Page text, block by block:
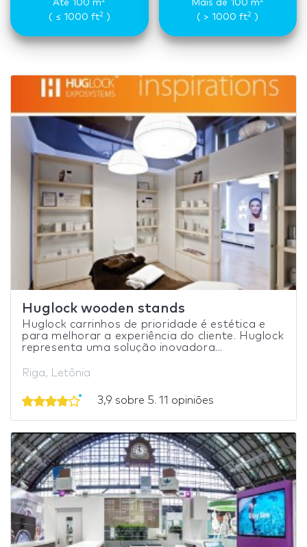
Até 100 m
( ≤ 1000 ft2)
Mais de 100 m
( > 1000 ft2 )
Huglock wooden stands
Huglock carrinhos de prioridade é estética e
para melhorar a experiência do cliente. Huglock
representa uma solução inovadora...
Riga, Letônia
3,9 sobre 5. 11 opiniões